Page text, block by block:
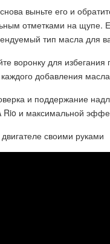
выньте его и
отметками на щупе.
тип масла для
воронку для
каждого добавления
и поддержание
Rio и максимальной
своими руками